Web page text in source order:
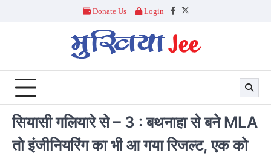
Donate Us Login
Facebook
Twitter
सियासी गलियारे से – 3 : बथनाहा से बने MLA
तो इंजीनियरिंग का भी आ गया रिजल्ट, एक को